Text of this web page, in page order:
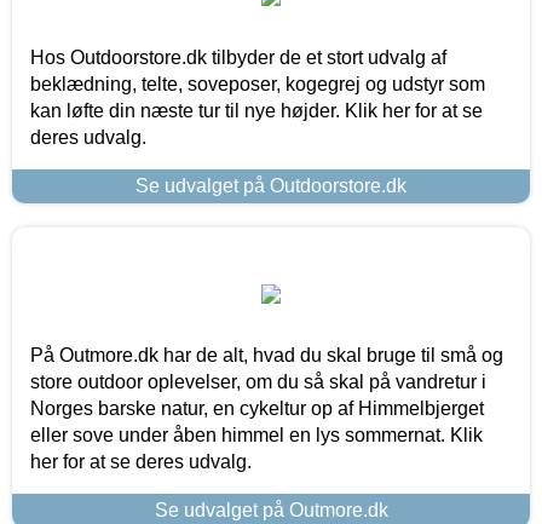
Hos Outdoorstore.dk tilbyder de et stort udvalg af
beklædning, telte, soveposer, kogegrej og udstyr som
kan løfte din næste tur til nye højder. Klik her for at se
deres udvalg.
Se udvalget på Outdoorstore.dk
På Outmore.dk har de alt, hvad du skal bruge til små og
store outdoor oplevelser, om du så skal på vandretur i
Norges barske natur, en cykeltur op af Himmelbjerget
eller sove under åben himmel en lys sommernat. Klik
her for at se deres udvalg.
Se udvalget på Outmore.dk